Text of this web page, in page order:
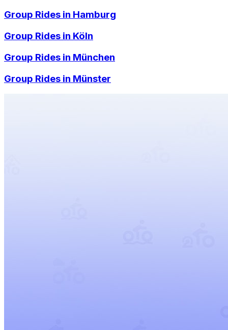
Group Rides in Hamburg
Group Rides in Köln
Group Rides in München
Group Rides in Münster